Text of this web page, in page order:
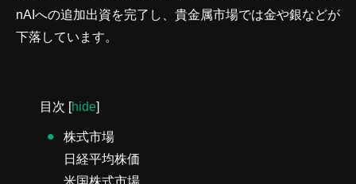
nAIへの追加出資を完了し、貴金属市場では金や銀などが
下落しています。
目次 [hide]
株式市場
日経平均株価
米国株式市場